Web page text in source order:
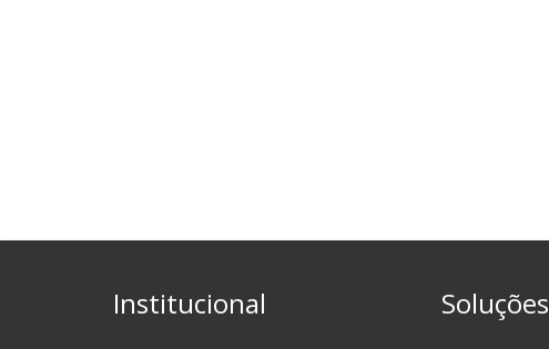
Institucional Soluções